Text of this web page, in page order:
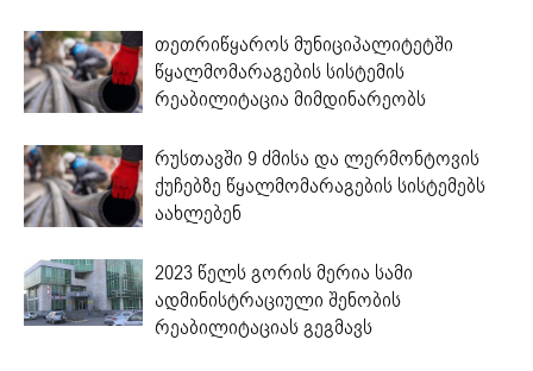
თეთრიწყაროს მუნიციპალიტეტში
წყალმომარაგების სისტემის
რეაბილიტაცია მიმდინარეობს
რუსთავში 9 ძმისა და ლერმონტოვის
ქუჩებზე წყალმომარაგების სისტემებს
აახლებენ
2023 წელს გორის მერია სამი
ადმინისტრაციული შენობის
რეაბილიტაციას გეგმავს